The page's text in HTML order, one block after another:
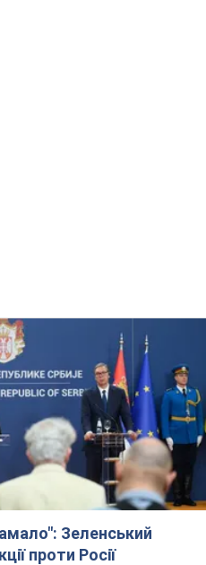
Зеленський
проти Росії